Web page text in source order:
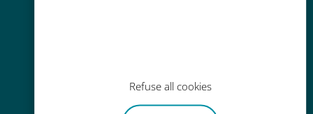
Refuse all cookies